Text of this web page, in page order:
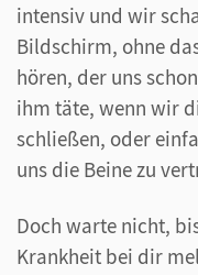
intensiv und wir
Bildschirm, ohne
hören, der uns
ihm täte, wenn wir
schließen, oder
uns die Beine zu
Doch warte nicht,
Krankheit bei dir